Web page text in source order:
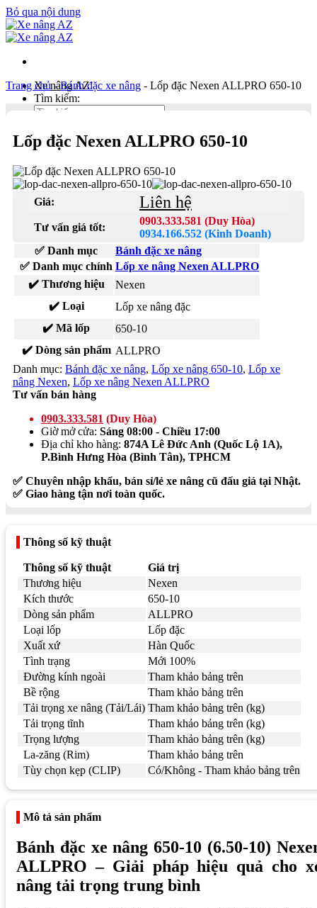
Bỏ qua nội dung
Xe nâng AZ
Tìm kiếm:
Duy Hòa
Kinh Doanh
0934 166 552
Liên hệ
Tìm kiếm:
Trang chủ-Bánh đặc xe nâng - Lốp đặc Nexen ALLPRO 650-10
Lốp đặc Nexen ALLPRO 650-10
Giá: Liên hệ
Tư vấn giá tốt:
0903.333.581 (Duy Hòa)
0934.166.552 (Kinh Doanh)
✅ Danh mục
Bánh đặc xe nâng
✅ Danh mục chính Lốp xe nâng Nexen ALLPRO
✔️ Thương hiệu
Nexen
✔️ Loại
Lốp xe nâng đặc
✔️ Mã lốp
650-10
✔️ Dòng sản phẩm ALLPRO
Danh mục: Bánh đặc xe nâng, Lốp xe nâng 650-10, Lốp xe
nâng Nexen, Lốp xe nâng Nexen ALLPRO
Tư vấn bán hàng
0903.333.581 (Duy Hòa)
Giờ mở cửa: Sáng 08:00 - Chiều 17:00
Địa chỉ kho hàng: 874A Lê Đức Anh (Quốc Lộ 1A),
P.Bình Hưng Hòa (Bình Tân), TPHCM
✅ Chuyên nhập khẩu, bán sỉ/lẻ xe nâng cũ đấu giá tại Nhật.
✅ Giao hàng tận nơi toàn quốc.
Thông số kỹ thuật
Thông số kỹ thuật
Giá trị
Thương hiệu
Nexen
Kích thước
650-10
Dòng sản phẩm
ALLPRO
Loại lốp
Lốp đặc
Xuất xứ
Hàn Quốc
Tình trạng
Mới 100%
Đường kính ngoài
Tham khảo bảng trên
Bề rộng
Tham khảo bảng trên
Tải trọng xe nâng (Tải/Lái) Tham khảo bảng trên (kg)
Tải trọng tĩnh
Tham khảo bảng trên (kg)
Trọng lượng
Tham khảo bảng trên (kg)
La-zăng (Rim)
Tham khảo bảng trên
Tùy chọn kẹp (CLIP)
Có/Không - Tham khảo bảng trên
Mô tả sản phẩm
Bánh đặc xe nâng 650-10 (6.50-10)
ALLPRO – Giải pháp hiệu quả cho
nâng tải trọng trung bình